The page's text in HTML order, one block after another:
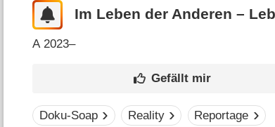
Im Leben der Anderen –
A 2023–
Doku-Soap Reality Reportage